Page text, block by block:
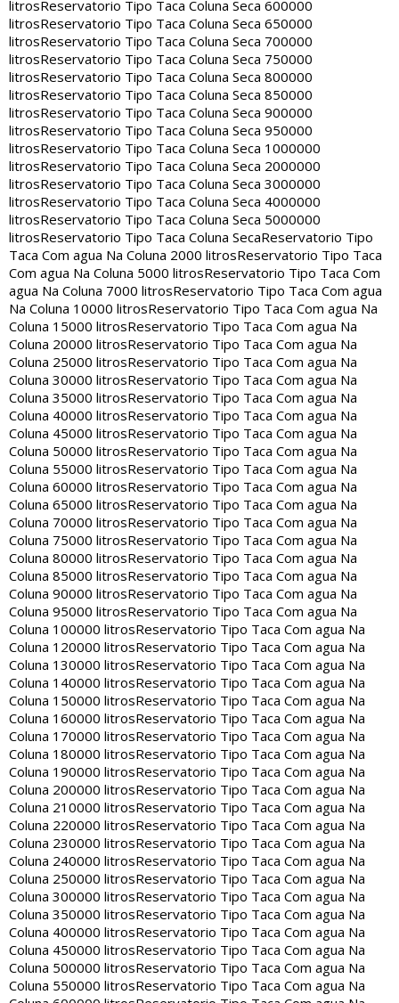
litrosReservatorio Tipo Taca Coluna Seca 600000
litrosReservatorio Tipo Taca Coluna Seca 650000
litrosReservatorio Tipo Taca Coluna Seca 700000
litrosReservatorio Tipo Taca Coluna Seca 750000
litrosReservatorio Tipo Taca Coluna Seca 800000
litrosReservatorio Tipo Taca Coluna Seca 850000
litrosReservatorio Tipo Taca Coluna Seca 900000
litrosReservatorio Tipo Taca Coluna Seca 950000
litrosReservatorio Tipo Taca Coluna Seca 1000000
litrosReservatorio Tipo Taca Coluna Seca 2000000
litrosReservatorio Tipo Taca Coluna Seca 3000000
litrosReservatorio Tipo Taca Coluna Seca 4000000
litrosReservatorio Tipo Taca Coluna Seca 5000000
litrosReservatorio Tipo Taca Coluna SecaReservatorio Tipo
Taca Com agua Na Coluna 2000 litrosReservatorio Tipo Taca
Com agua Na Coluna 5000 litrosReservatorio Tipo Taca Com
agua Na Coluna 7000 litrosReservatorio Tipo Taca Com agua
Na Coluna 10000 litrosReservatorio Tipo Taca Com agua Na
Coluna 15000 litrosReservatorio Tipo Taca Com agua Na
Coluna 20000 litrosReservatorio Tipo Taca Com agua Na
Coluna 25000 litrosReservatorio Tipo Taca Com agua Na
Coluna 30000 litrosReservatorio Tipo Taca Com agua Na
Coluna 35000 litrosReservatorio Tipo Taca Com agua Na
Coluna 40000 litrosReservatorio Tipo Taca Com agua Na
Coluna 45000 litrosReservatorio Tipo Taca Com agua Na
Coluna 50000 litrosReservatorio Tipo Taca Com agua Na
Coluna 55000 litrosReservatorio Tipo Taca Com agua Na
Coluna 60000 litrosReservatorio Tipo Taca Com agua Na
Coluna 65000 litrosReservatorio Tipo Taca Com agua Na
Coluna 70000 litrosReservatorio Tipo Taca Com agua Na
Coluna 75000 litrosReservatorio Tipo Taca Com agua Na
Coluna 80000 litrosReservatorio Tipo Taca Com agua Na
Coluna 85000 litrosReservatorio Tipo Taca Com agua Na
Coluna 90000 litrosReservatorio Tipo Taca Com agua Na
Coluna 95000 litrosReservatorio Tipo Taca Com agua Na
Coluna 100000 litrosReservatorio Tipo Taca Com agua Na
Coluna 120000 litrosReservatorio Tipo Taca Com agua Na
Coluna 130000 litrosReservatorio Tipo Taca Com agua Na
Coluna 140000 litrosReservatorio Tipo Taca Com agua Na
Coluna 150000 litrosReservatorio Tipo Taca Com agua Na
Coluna 160000 litrosReservatorio Tipo Taca Com agua Na
Coluna 170000 litrosReservatorio Tipo Taca Com agua Na
Coluna 180000 litrosReservatorio Tipo Taca Com agua Na
Coluna 190000 litrosReservatorio Tipo Taca Com agua Na
Coluna 200000 litrosReservatorio Tipo Taca Com agua Na
Coluna 210000 litrosReservatorio Tipo Taca Com agua Na
Coluna 220000 litrosReservatorio Tipo Taca Com agua Na
Coluna 230000 litrosReservatorio Tipo Taca Com agua Na
Coluna 240000 litrosReservatorio Tipo Taca Com agua Na
Coluna 250000 litrosReservatorio Tipo Taca Com agua Na
Coluna 300000 litrosReservatorio Tipo Taca Com agua Na
Coluna 350000 litrosReservatorio Tipo Taca Com agua Na
Coluna 400000 litrosReservatorio Tipo Taca Com agua Na
Coluna 450000 litrosReservatorio Tipo Taca Com agua Na
Coluna 500000 litrosReservatorio Tipo Taca Com agua Na
Coluna 550000 litrosReservatorio Tipo Taca Com agua Na